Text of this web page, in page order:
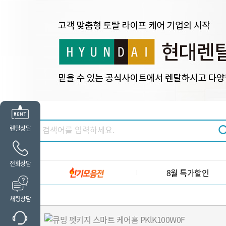
8월 특가할인
렌탈상담
전화상담
채팅상담